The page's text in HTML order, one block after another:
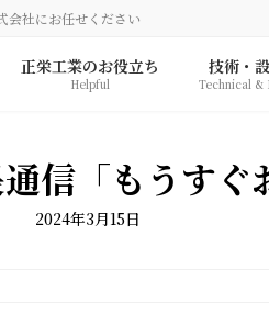
会社にお任せください
正栄工業のお役立ち
Helpful
技術・
Technical &
「もうすぐ
2024年3月15日